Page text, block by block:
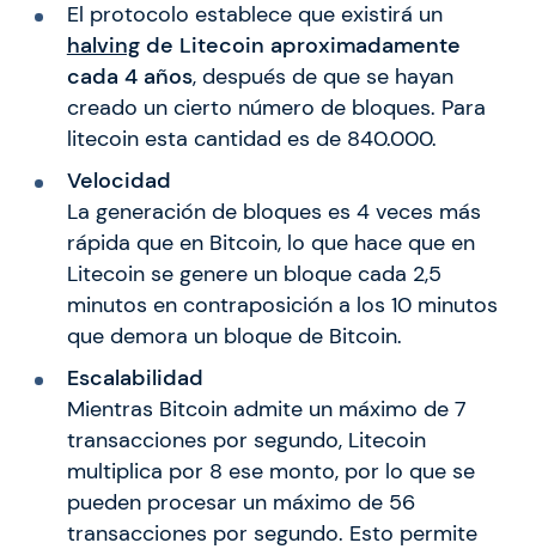
El protocolo establece que existirá un
halvingde Litecoin aproximadamente
cada 4 años, después de que se hayan
creado un cierto número de bloques. Para
litecoin esta cantidad es de 840.000.
Velocidad
La generación de bloques es 4 veces más
rápida que en Bitcoin, lo que hace que en
Litecoin se genere un bloque cada 2,5
minutos en contraposición a los 10 minutos
que demora un bloque de Bitcoin.
Escalabilidad
Mientras Bitcoin admite un máximo de 7
transacciones por segundo, Litecoin
multiplica por 8 ese monto, por lo que se
pueden procesar un máximo de 56
transacciones por segundo. Esto permite